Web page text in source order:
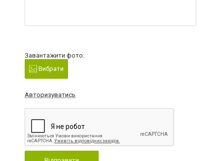
Завантажити фото:
Вибрати
Авторизуватись